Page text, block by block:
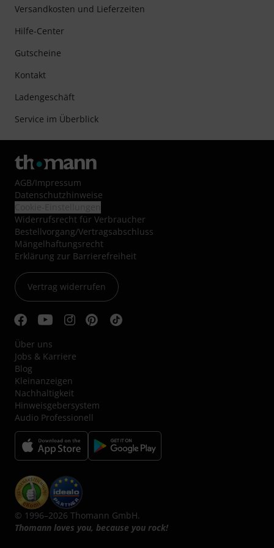
Versandkosten und Lieferzeiten
Hilfe-Center
Gutscheine
Kontakt
Ladengeschäft
Service im Überblick
AGB/Impressum
Datenschutzhinweise
Widerrufsrecht für Verbraucher
Bestellvorgang/Vertragsabschluss
Mängelhaftungsrecht
Erklärung zur Barrierefreiheit
Vertrag widerrufen
Über uns
Jobs & Karriere
Blog
Kleinanzeigen
Nachhaltigkeit
Hinweisgebersystem
Audio Professionell
© 1996–2026 Thomann GmbH.
Thomann loves you, because you rock!